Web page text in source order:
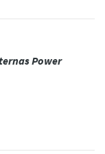
Power